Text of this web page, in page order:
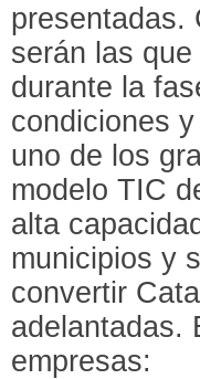
presentadas.
serán las
durante la
condiciones
uno de los
modelo TIC
alta
municipios y
convertir
adelantadas.
empresas: